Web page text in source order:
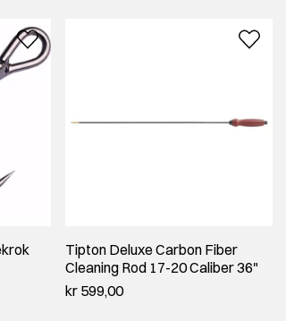
Tipton Deluxe Carbon Fiber
Cleaning Rod 17-20 Caliber 36"
kr 599,00